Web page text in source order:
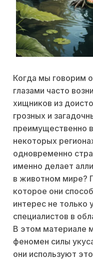
Когда мы говорим
глазами часто
хищников из
грозных и
некоторых
одновременно
именно делает
в животном мире?
которое они
интерес не только
специалистов в
В этом материале
феномен силы
они используют